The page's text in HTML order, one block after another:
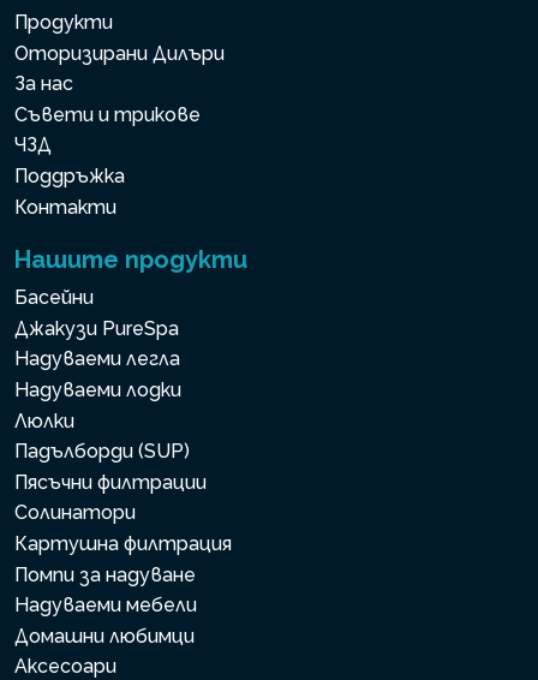
Продукти
Оторизирани Дилъри
За нас
Съвети и трикове
ЧЗД
Поддръжка
Контакти
Нашите продукти
Басейни
Джакузи PureSpa
Надуваеми легла
Надуваеми лодки
Люлки
Падълборди (SUP)
Пясъчни филтрации
Солинатори
Картушна филтрация
Помпи за надуване
Надуваеми мебели
Домашни любимци
Аксесоари